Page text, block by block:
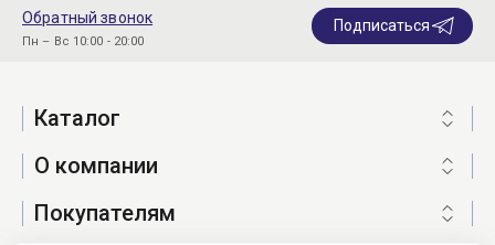
Обратный звонок
Пн – Вс 10:00 - 20:00
Подписаться
Каталог
О компании
Покупателям